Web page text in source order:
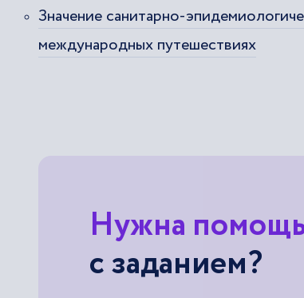
Значение санитарно-
международных путешествиях
Нужна
с заданием?